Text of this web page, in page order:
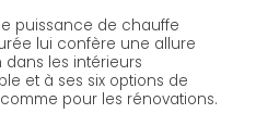
puissance de chauffe
lui confère une allure
les intérieurs
et à ses six options de
pour les rénovations.